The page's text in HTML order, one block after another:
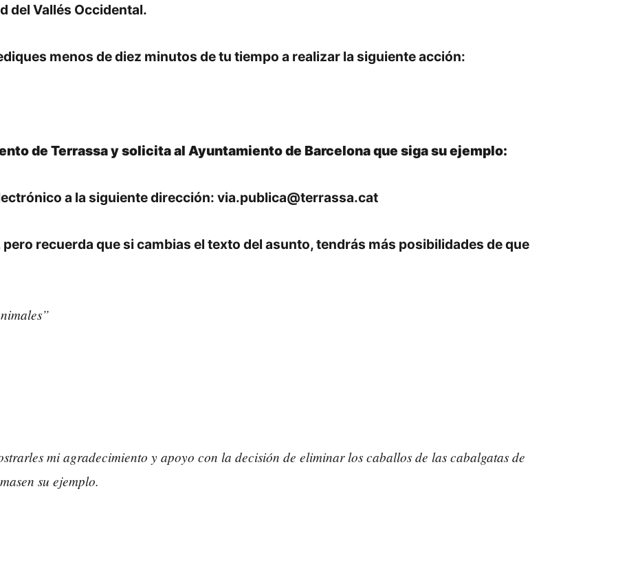
del Vallés Occidental.
menos de diez minutos de tu tiempo a realizar la siguiente acción:
de Terrassa y solicita al Ayuntamiento de Barcelona que siga su ejemplo:
a la siguiente dirección: via.publica@terrassa.cat
recuerda que si cambias el texto del asunto, tendrás más posibilidades de que
mi agradecimiento y apoyo con la decisión de eliminar los caballos de las cabalgatas de
su ejemplo.